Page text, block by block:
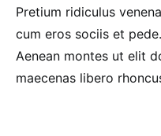
Pretium ridiculus
cum eros sociis et
Aenean montes ut elit
maecenas libero